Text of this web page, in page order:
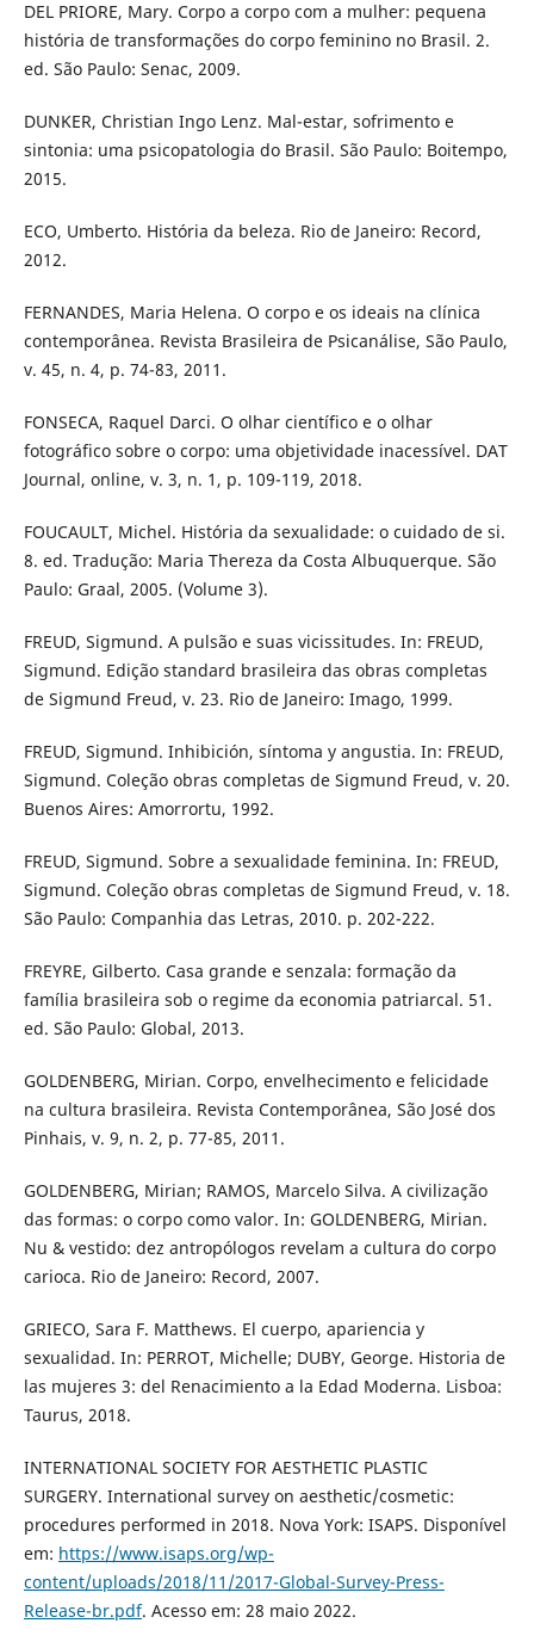
DEL PRIORE, Mary. Corpo a corpo com a mulher: pequena
história de transformações do corpo feminino no Brasil. 2.
ed. São Paulo: Senac, 2009.
DUNKER, Christian Ingo Lenz. Mal-estar, sofrimento e
sintonia: uma psicopatologia do Brasil. São Paulo: Boitempo,
2015.
ECO, Umberto. História da beleza. Rio de Janeiro: Record,
2012.
FERNANDES, Maria Helena. O corpo e os ideais na clínica
contemporânea. Revista Brasileira de Psicanálise, São Paulo,
v. 45, n. 4, p. 74-83, 2011.
FONSECA, Raquel Darci. O olhar científico e o olhar
fotográfico sobre o corpo: uma objetividade inacessível. DAT
Journal, online, v. 3, n. 1, p. 109-119, 2018.
FOUCAULT, Michel. História da sexualidade: o cuidado de si.
8. ed. Tradução: Maria Thereza da Costa Albuquerque. São
Paulo: Graal, 2005. (Volume 3).
FREUD, Sigmund. A pulsão e suas vicissitudes. In: FREUD,
Sigmund. Edição standard brasileira das obras completas
de Sigmund Freud, v. 23. Rio de Janeiro: Imago, 1999.
FREUD, Sigmund. Inhibición, síntoma y angustia. In: FREUD,
Sigmund. Coleção obras completas de Sigmund Freud, v. 20.
Buenos Aires: Amorrortu, 1992.
FREUD, Sigmund. Sobre a sexualidade feminina. In: FREUD,
Sigmund. Coleção obras completas de Sigmund Freud, v. 18.
São Paulo: Companhia das Letras, 2010. p. 202-222.
FREYRE, Gilberto. Casa grande e senzala: formação da
família brasileira sob o regime da economia patriarcal. 51.
ed. São Paulo: Global, 2013.
GOLDENBERG, Mirian. Corpo, envelhecimento e felicidade
na cultura brasileira. Revista Contemporânea, São José dos
Pinhais, v. 9, n. 2, p. 77-85, 2011.
GOLDENBERG, Mirian; RAMOS, Marcelo Silva. A civilização
das formas: o corpo como valor. In: GOLDENBERG, Mirian.
Nu & vestido: dez antropólogos revelam a cultura do corpo
carioca. Rio de Janeiro: Record, 2007.
GRIECO, Sara F. Matthews. El cuerpo, apariencia y
sexualidad. In: PERROT, Michelle; DUBY, George. Historia de
las mujeres 3: del Renacimiento a la Edad Moderna. Lisboa:
Taurus, 2018.
INTERNATIONAL SOCIETY FOR AESTHETIC PLASTIC
SURGERY. International survey on aesthetic/cosmetic:
procedures performed in 2018. Nova York: ISAPS. Disponível
em: https://www.isaps.org/wp-
content/uploads/2018/11/2017-Global-Survey-Press-
Release-br.pdf. Acesso em: 28 maio 2022.